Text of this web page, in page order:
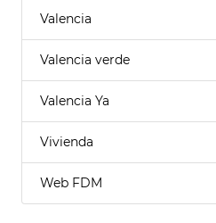
Valencia
Valencia verde
Valencia Ya
Vivienda
Web FDM